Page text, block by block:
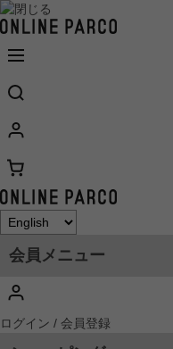
会員メニュー
ログイン / 会員登録